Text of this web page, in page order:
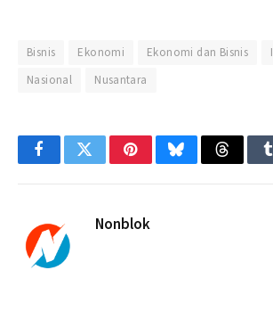
Bisnis Ekonomi Ekonomi dan Bisnis
Nasional
Nusantara
FacebookTwitterPinterestBlueskyThreads
Nonblok